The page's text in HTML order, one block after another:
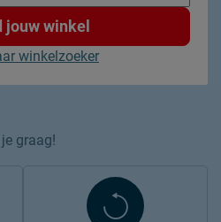
temperatuur
normaal strijken 150°C
voorwaarden
Beddenreus B.V.
graag!
jouw winkel
winkelzoeker